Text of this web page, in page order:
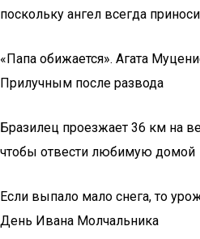
поскольку ангел всегда
«Папа обижается». Агата
Прилучным после развода
Бразилец проезжает 36 км на
чтобы отвести любимую домой
Если выпало мало снега, то
День Ивана Молчальника